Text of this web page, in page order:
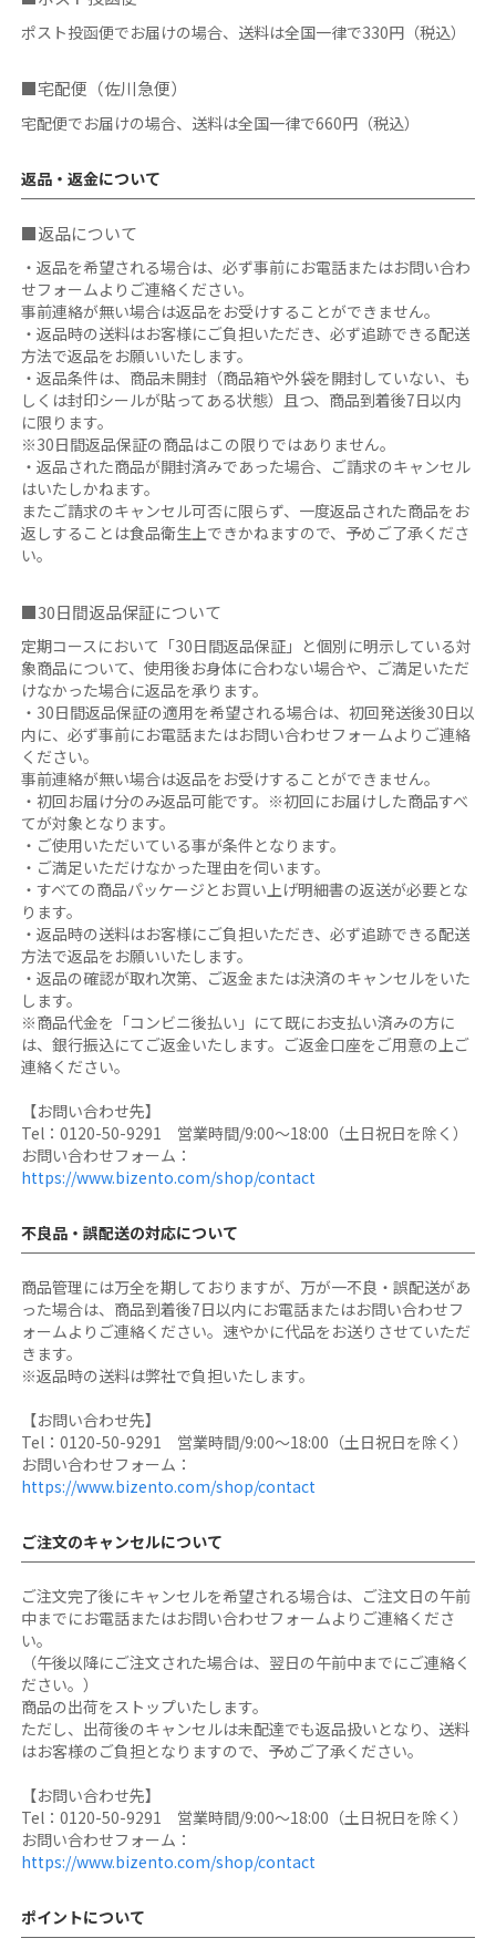
ポスト投函便でお届けの場合、送料は全国一律で330円（税込）
■宅配便（佐川急便）
宅配便でお届けの場合、送料は全国一律で660円（税込）
返品・返金について
■返品について
・返品を希望される場合は、必ず事前にお電話またはお問い合わ
せフォームよりご連絡ください。
事前連絡が無い場合は返品をお受けすることができません。
・返品時の送料はお客様にご負担いただき、必ず追跡できる配送
方法で返品をお願いいたします。
・返品条件は、商品未開封（商品箱や外袋を開封していない、も
しくは封印シールが貼ってある状態）且つ、商品到着後7日以内
に限ります。
※30日間返品保証の商品はこの限りではありません。
・返品された商品が開封済みであった場合、ご請求のキャンセル
はいたしかねます。
またご請求のキャンセル可否に限らず、一度返品された商品をお
返しすることは食品衛生上できかねますので、予めご了承くださ
い。
■30日間返品保証について
定期コースにおいて「30日間返品保証」と個別に明示している対
象商品について、使用後お身体に合わない場合や、ご満足いただ
けなかった場合に返品を承ります。
・30日間返品保証の適用を希望される場合は、初回発送後30日以
内に、必ず事前にお電話またはお問い合わせフォームよりご連絡
ください。
事前連絡が無い場合は返品をお受けすることができません。
・初回お届け分のみ返品可能です。※初回にお届けした商品すべ
てが対象となります。
・ご使用いただいている事が条件となります。
・ご満足いただけなかった理由を伺います。
・すべての商品パッケージとお買い上げ明細書の返送が必要とな
ります。
・返品時の送料はお客様にご負担いただき、必ず追跡できる配送
方法で返品をお願いいたします。
・返品の確認が取れ次第、ご返金または決済のキャンセルをいた
します。
※商品代金を「コンビニ後払い」にて既にお支払い済みの方に
は、銀行振込にてご返金いたします。ご返金口座をご用意の上ご
連絡ください。
【お問い合わせ先】
Tel：0120-50-9291 営業時間/9:00～18:00（土日祝日を除く）
お問い合わせフォーム：
https://www.bizento.com/shop/contact
不良品・誤配送の対応について
商品管理には万全を期しておりますが、万が一不良・誤配送があ
った場合は、商品到着後7日以内にお電話またはお問い合わせフ
ォームよりご連絡ください。速やかに代品をお送りさせていただ
きます。
※返品時の送料は弊社で負担いたします。
【お問い合わせ先】
Tel：0120-50-9291 営業時間/9:00～18:00（土日祝日を除く）
お問い合わせフォーム：
https://www.bizento.com/shop/contact
ご注文のキャンセルについて
ご注文完了後にキャンセルを希望される場合は、ご注文日の午前
中までにお電話またはお問い合わせフォームよりご連絡くださ
い。
（午後以降にご注文された場合は、翌日の午前中までにご連絡く
ださい。）
商品の出荷をストップいたします。
ただし、出荷後のキャンセルは未配達でも返品扱いとなり、送料
はお客様のご負担となりますので、予めご了承ください。
【お問い合わせ先】
Tel：0120-50-9291 営業時間/9:00～18:00（土日祝日を除く）
お問い合わせフォーム：
https://www.bizento.com/shop/contact
ポイントについて